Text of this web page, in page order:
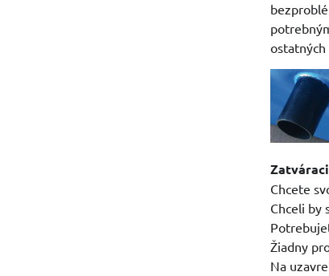
ostatných
Chcete
Chceli by
Žiadny
Na